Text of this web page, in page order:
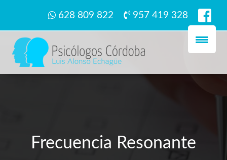
628 809 822 957 419 328
Frecuencia Resonante